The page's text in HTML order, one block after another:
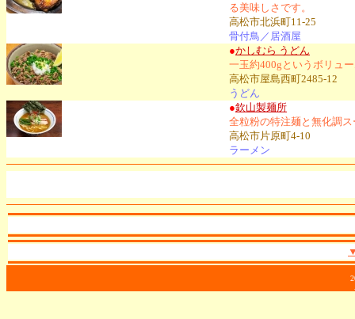
る美味しさです。
高松市北浜町11-25
骨付鳥／居酒屋
●かしむら うどん
一玉約400gというボリュ
高松市屋島西町2485-12
うどん
●欽山製麺所
全粒粉の特注麺と無化調
高松市片原町4-10
ラーメン